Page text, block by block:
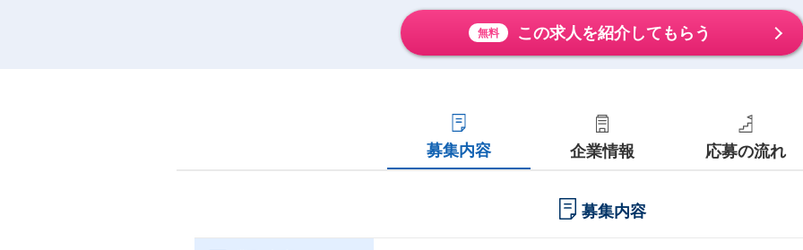
無料 この求人を紹介してもらう
募集内容 企業情報 応募の流れ
募集内容